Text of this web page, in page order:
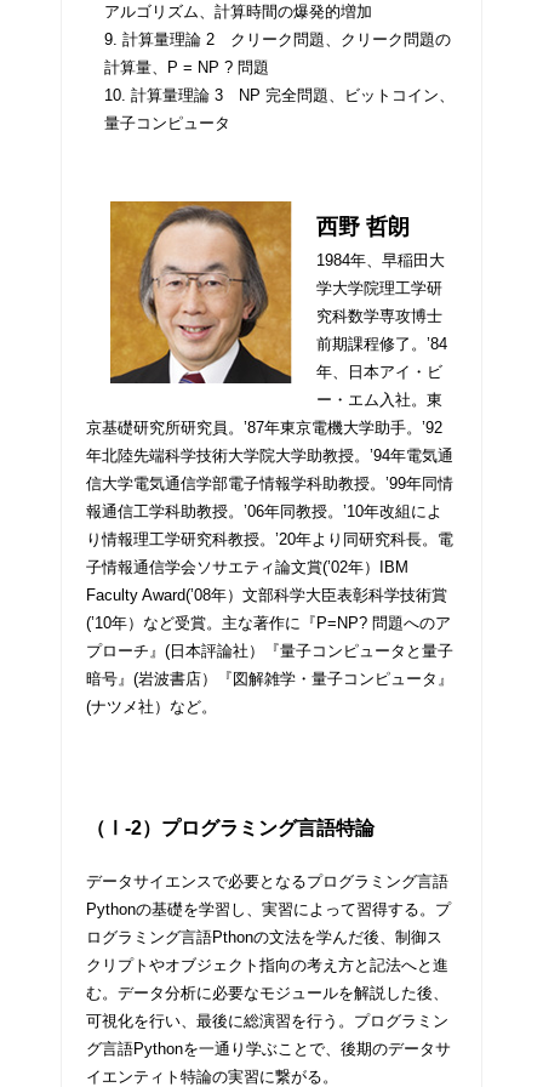
アルゴリズム、計算時間の爆発的増加
9. 計算量理論 2 クリーク問題、クリーク問題の
計算量、P = NP ? 問題
10. 計算量理論 3 NP 完全問題、ビットコイン、
量子コンピュータ
西野 哲朗
1984年、早稲田大
学大学院理工学研
究科数学専攻博士
前期課程修了。’84
年、日本アイ・ビ
ー・エム入社。東
京基礎研究所研究員。’87年東京電機大学助手。’92
年北陸先端科学技術大学院大学助教授。’94年電気通
信大学電気通信学部電子情報学科助教授。’99年同情
報通信工学科助教授。’06年同教授。’10年改組によ
り情報理工学研究科教授。’20年より同研究科長。電
子情報通信学会ソサエティ論文賞(’02年）IBM
Faculty Award(’08年）文部科学大臣表彰科学技術賞
(’10年）など受賞。主な著作に『P=NP? 問題へのア
プローチ』(日本評論社）『量子コンピュータと量子
暗号』(岩波書店）『図解雑学・量子コンピュータ』
(ナツメ社）など。
（Ⅰ-2）プログラミング言語特論
データサイエンスで必要となるプログラミング言語
Pythonの基礎を学習し、実習によって習得する。プ
ログラミング言語Pthonの文法を学んだ後、制御ス
クリプトやオブジェクト指向の考え方と記法へと進
む。データ分析に必要なモジュールを解説した後、
可視化を行い、最後に総演習を行う。プログラミン
グ言語Pythonを一通り学ぶことで、後期のデータサ
イエンティト特論の実習に繋がる。